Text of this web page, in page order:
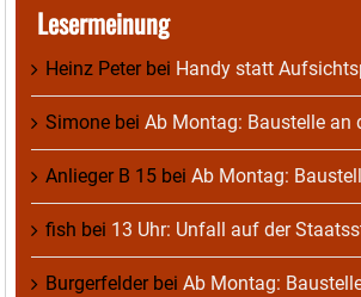
Lesermeinung
Heinz Peterbei Handy statt
Simone bei Ab Montag: Baustelle an
Anlieger B 15 bei Ab Montag:
fish bei 13 Uhr: Unfall auf der
Burgerfelderbei Ab Montag: